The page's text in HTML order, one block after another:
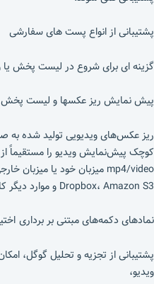
پشتیبانی از انواع پست های سفارشی
گزینه ای برای شروع در لیست پخش یا
پیش نمایش ریز عکسها و لیست پخش
ریز عکس‌های ویدیویی تولید شده به
کوچک پیش‌نمایش ویدیو را مستقیماً از
Dropbox، Amazon S3 و موارد دیگر کار می‌کند.
نمادهای دکمه‌های مبتنی بر برداری
پشتیبانی از تجزیه و تحلیل گوگل،
ویدیو،